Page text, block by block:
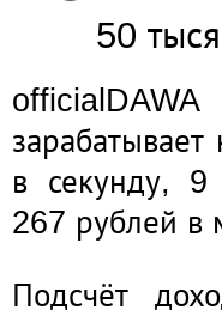
50
в секунду,
267 рублей в
Подсчёт